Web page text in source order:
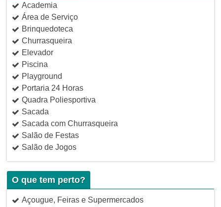
Academia
Área de Serviço
Brinquedoteca
Churrasqueira
Elevador
Piscina
Playground
Portaria 24 Horas
Quadra Poliesportiva
Sacada
Sacada com Churrasqueira
Salão de Festas
Salão de Jogos
O que tem perto?
Açougue, Feiras e Supermercados